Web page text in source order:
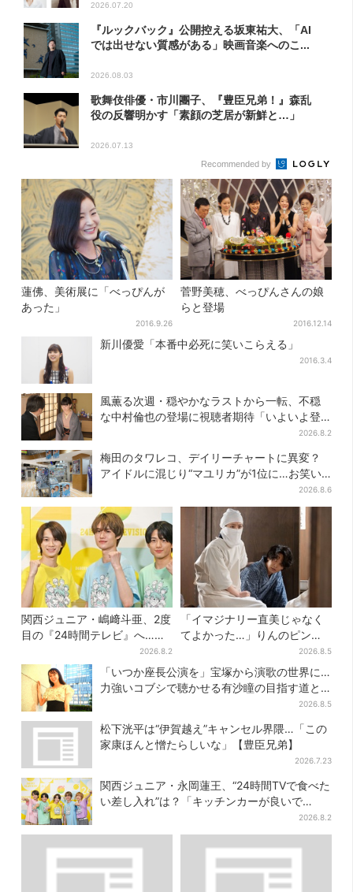
2026.07.20
『ルックバック』公開控える坂東祐大、「AI
では出せない質感がある」映画音楽へのこ...
2026.08.03
歌舞伎俳優・市川團子、『豊臣兄弟！』森乱
役の反響明かす「素顔の芝居が新鮮と…」
2026.07.13
Recommended by
蓮佛、美術展に「べっぴんが
あった」
2016.9.26
菅野美穂、べっぴんさんの娘
らと登場
2016.12.14
新川優愛「本番中必死に笑いこらえる」
2016.3.4
風薫る次週・穏やかなラストから一転、不穏
な中村倫也の登場に視聴者期待「いよいよ登
2026.8.2
梅田のタワレコ、デイリーチャートに異変？
アイドルに混じり“マユリカ”が1位に…お笑い
2026.8.6
関西ジュニア・嶋﨑斗亜、2度
目の『24時間テレビ』へ…ほ
かのメンバーに助言「サポー
ターたるもの」
2026.8.2
「イマジナリー直美じゃなく
てよかった…」りんのピンチ
に駆けつける直美、ベストな
タイミングに視聴者歓喜
2026.8.5
「いつか座長公演を」宝塚から演歌の世界に…
力強いコブシで聴かせる有沙瞳の目指す道と
2026.8.5
松下洸平は“伊賀越え”キャンセル界隈…「この
家康ほんと憎たらしいな」【豊臣兄弟】
2026.7.23
関西ジュニア・永岡蓮王、“24時間TVで食べた
い差し入れ”は？「キッチンカーが良いで
2026.8.2